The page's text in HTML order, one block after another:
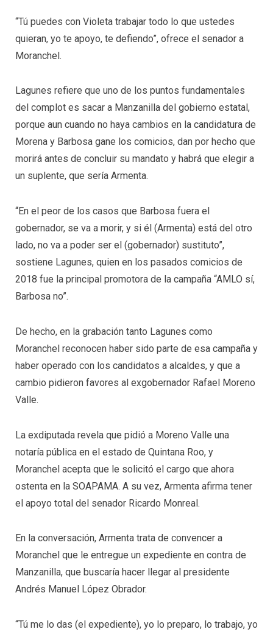
“Tú puedes con Violeta trabajar todo lo que ustedes
quieran, yo te apoyo, te defiendo”, ofrece el senador a
Moranchel.
Lagunes refiere que uno de los puntos fundamentales
del complot es sacar a Manzanilla del gobierno estatal,
porque aun cuando no haya cambios en la candidatura de
Morena y Barbosa gane los comicios, dan por hecho que
morirá antes de concluir su mandato y habrá que elegir a
un suplente, que sería Armenta.
“En el peor de los casos que Barbosa fuera el
gobernador, se va a morir, y si él (Armenta) está del otro
lado, no va a poder ser el (gobernador) sustituto”,
sostiene Lagunes, quien en los pasados comicios de
2018 fue la principal promotora de la campaña “AMLO sí,
Barbosa no”.
De hecho, en la grabación tanto Lagunes como
Moranchel reconocen haber sido parte de esa campaña y
haber operado con los candidatos a alcaldes, y que a
cambio pidieron favores al exgobernador Rafael Moreno
Valle.
La exdiputada revela que pidió a Moreno Valle una
notaría pública en el estado de Quintana Roo, y
Moranchel acepta que le solicitó el cargo que ahora
ostenta en la SOAPAMA. A su vez, Armenta afirma tener
el apoyo total del senador Ricardo Monreal.
En la conversación, Armenta trata de convencer a
Moranchel que le entregue un expediente en contra de
Manzanilla, que buscaría hacer llegar al presidente
Andrés Manuel López Obrador.
“Tú me lo das (el expediente), yo lo preparo, lo trabajo, yo